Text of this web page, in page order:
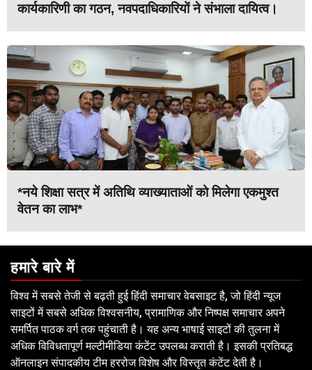
कार्यकारिणी का गठन, नवपदाधिकारियों ने संभाला दायित्व।
*नये शिक्षा सत्र में अतिथि व्याख्याताओं को मिलेगा एकमुश्त
वेतन का लाभ*
हमारे बारे में
विश्व में सबसे तेजी से बढ़ती हुई हिंदी समाचार वेबसाइट है, जो हिंदी न्यूज
साइटों में सबसे अधिक विश्वसनीय, प्रामाणिक और निष्पक्ष समाचार अपने
समर्पित पाठक वर्ग तक पहुंचाती है। यह अन्य भाषाई साइटों की तुलना में
अधिक विविधतापूर्ण मल्टीमीडिया कंटेंट उपलब्ध कराती है। इसकी प्रतिबद्ध
ऑनलाइन संपादकीय टीम हररोज विशेष और विस्तृत कंटेंट देती है।